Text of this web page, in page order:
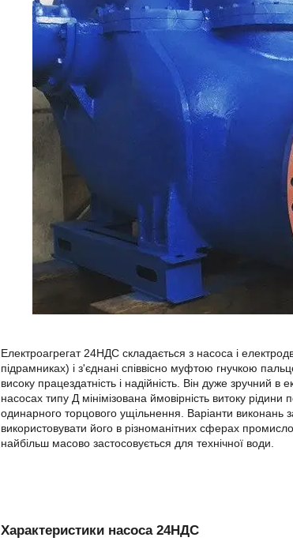
Електроагрегат 24НДС складається з насоса і
підрамниках) і з'єднані співвісно муфтою гнучкою
високу працездатність і надійність. Він дуже зручний
насосах типу Д мінімізована ймовірність витоку
одинарного торцового ущільнення. Варіанти
використовувати його в різноманітних сферах
найбільш масово застосовується для технічної води.
Характеристики насоса 24НДС